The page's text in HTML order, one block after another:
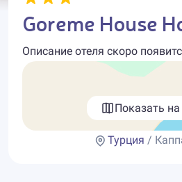
Goreme House
Описание отеля скоро
Показать на
Турция /